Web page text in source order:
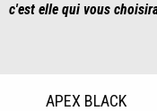
c'est elle qui vous
APEX BLACK